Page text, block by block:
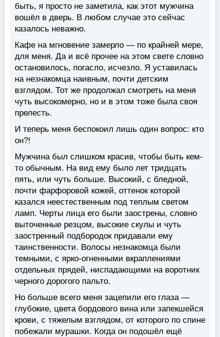
быть, я просто не заметила, как этот мужчина
вошёл в дверь. В любом случае это сейчас
казалось неважно.
Кафе на мгновение замерло — по крайней мере,
для меня. Да и всё прочее на этом свете словно
остановилось, погасло, исчезло. Я уставилась
на незнакомца наивным, почти детским
взглядом. Тот же продолжал смотреть на меня
чуть высокомерно, но и в этом тоже была своя
прелесть.
И теперь меня беспокоил лишь один вопрос: кто
он?!
Мужчина был слишком красив, чтобы быть кем-
то обычным. На вид ему было лет тридцать
пять, или чуть больше. Высокий, с бледной,
почти фарфоровой кожей, оттенок которой
казался неестественным под теплым светом
ламп. Черты лица его были заострены, словно
выточенные резцом, высокие скулы и чуть
заостренный подбородок придавали ему
таинственности. Волосы незнакомца были
темными, с ярко-огненными вкраплениями
отдельных прядей, ниспадающими на воротник
черного дорогого пальто.
Но больше всего меня зацепили его глаза —
глубокие, цвета бордового вина или запекшейся
крови, с тяжелым взглядом, от которого по спине
побежали мурашки. Когда он подошёл ещё